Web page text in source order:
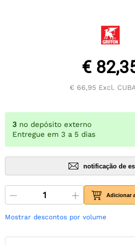
€
€ 66,95Excl.
3 no depósito externo
Entregue em 3 a 5 dias
notificação de
Adicionar
Mostrar descontos por volume